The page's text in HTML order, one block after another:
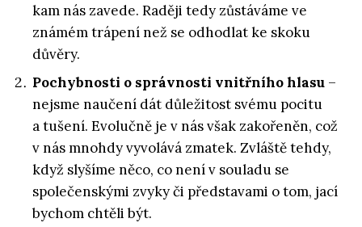
kam nás zavede. Raději tedy zůstáváme ve
známém trápení než se odhodlat ke skoku
důvěry.
Pochybnosti o správnosti vnitřního hlasu –
nejsme naučení dát důležitost svému pocitu
a tušení. Evolučně je v nás však zakořeněn, což
v nás mnohdy vyvolává zmatek. Zvláště tehdy,
když slyšíme něco, co není v souladu se
společenskými zvyky či představami o tom, jací
bychom chtěli být.